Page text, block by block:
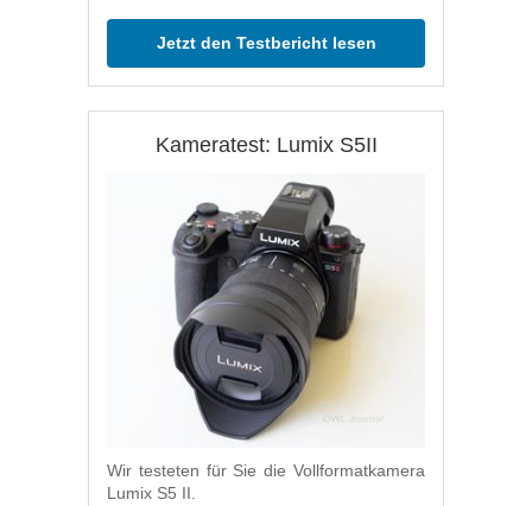
Jetzt den Testbericht lesen
Kameratest: Lumix S5II
Wir testeten für Sie die Vollformatkamera
Lumix S5 II.